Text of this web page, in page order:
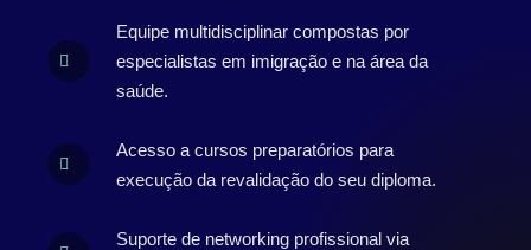
Equipe multidisciplinar compostas por
especialistas em imigração e na área da
saúde.
Acesso a cursos preparatórios para
execução da revalidação do seu diploma.
Suporte de networking profissional via